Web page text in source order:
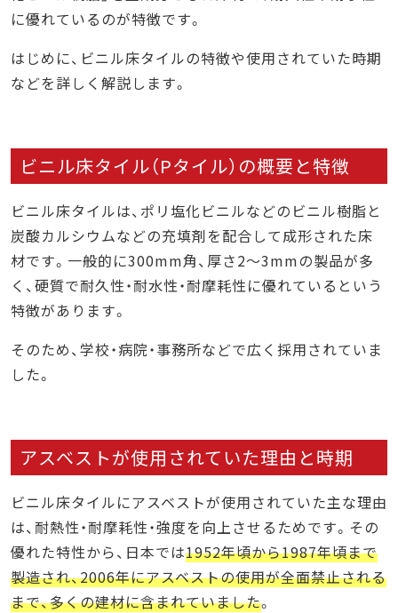
まとめ
に優れているのが特徴です。
はじめに、ビニル床タイルの特徴や使用されていた時期
などを詳しく解説します。
ビニル床タイル（Pタイル）の概要と特徴
ビニル床タイルは、ポリ塩化ビニルなどのビニル樹脂と
炭酸カルシウムなどの充填剤を配合して成形された床
材です。一般的に300mm角、厚さ2〜3mmの製品が多
く、硬質で耐久性・耐水性・耐摩耗性に優れているという
特徴があります。
そのため、学校・病院・事務所などで広く採用されていま
した。
アスベストが使用されていた理由と時期
ビニル床タイルにアスベストが使用されていた主な理由
は、耐熱性・耐摩耗性・強度を向上させるためです。その
優れた特性から、日本では1952年頃から1987年頃まで
製造され、2006年にアスベストの使用が全面禁止される
まで、多くの建材に含まれていました。